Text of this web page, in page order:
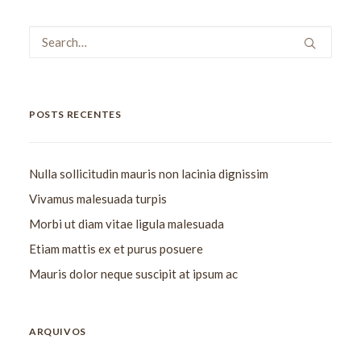
POSTS RECENTES
Nulla sollicitudin mauris non lacinia dignissim
Vivamus malesuada turpis
Morbi ut diam vitae ligula malesuada
Etiam mattis ex et purus posuere
Mauris dolor neque suscipit at ipsum ac
ARQUIVOS